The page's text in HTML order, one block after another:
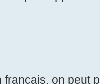
français, on peut